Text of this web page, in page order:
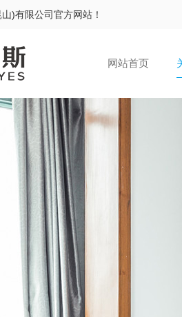
)有限公司官方网站！
网站首页